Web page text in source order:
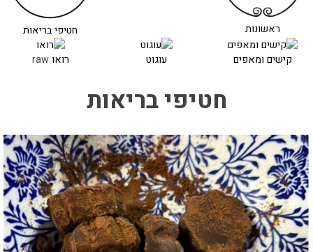
ראשונות
חטיפי בריאות
קישים ומאפים
עוגוט רואוraw
חטיפי בריאות